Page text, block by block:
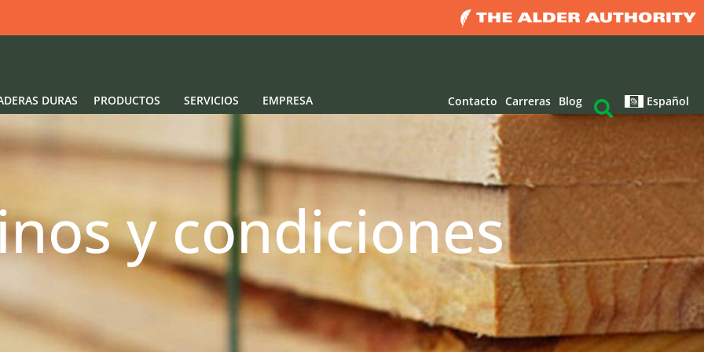
DURAS PRODUCTOS SERVICIOS EMPRESA Contacto Carreras Blog Español
y condiciones